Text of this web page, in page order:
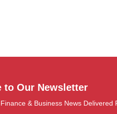
to Our Newsletter
& Business News Delivered